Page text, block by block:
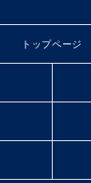
トップページ